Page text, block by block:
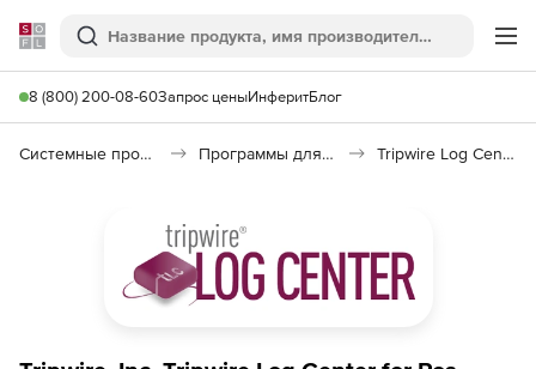
Softline
Поиск
8 (800) 200-08-60Запрос ценыИнферитБлог
Системные программы Программы для настройки системы Tripwire Log Center